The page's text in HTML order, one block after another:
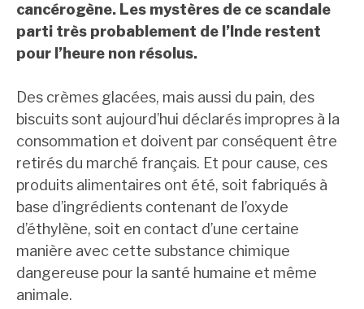
cancérogène. Les mystères de ce scandale
parti très probablement de l’Inde restent
pour l’heure non résolus.
Des crèmes glacées, mais aussi du pain, des
biscuits sont aujourd’hui déclarés impropres à la
consommation et doivent par conséquent être
retirés du marché français. Et pour cause, ces
produits alimentaires ont été, soit fabriqués à
base d’ingrédients contenant de l’oxyde
d’éthylène, soit en contact d’une certaine
manière avec cette substance chimique
dangereuse pour la santé humaine et même
animale.